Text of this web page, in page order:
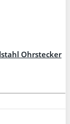
Ohrstecker